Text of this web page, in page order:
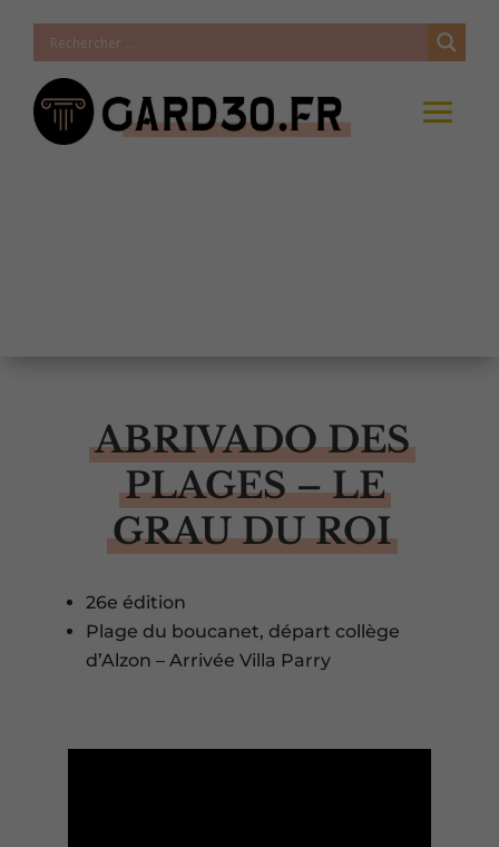
ABRIVADO DES
PLAGES – LE
GRAU DU ROI
26e édition
Plage du boucanet, départ collège
d’Alzon – Arrivée Villa Parry